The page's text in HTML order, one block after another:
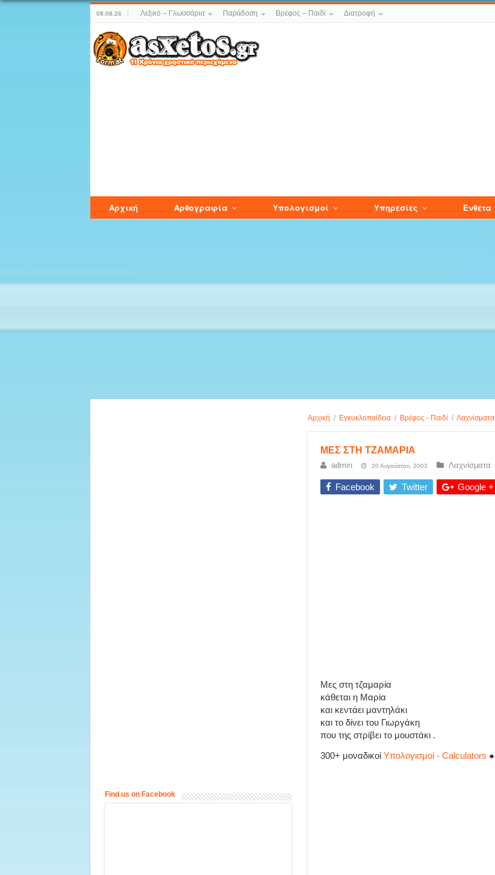
08.08.26 Λεξικό – Γλωσσάρια Παράδοση Βρέφος – Παιδί Διατροφή
Αρχική Αρθογραφία Υπολογισμοί Υπηρεσίες Ενθετα
Αρχική / Εγκυκλοπαίδεια / Βρέφος - Παιδί / Λαχνίσματα
ΜΕΣ ΣΤΗ ΤΖΑΜΑΡΙΑ
admin 20 Αυγούστου, 2003 Λαχνίσματα
Facebook Twitter Google +
Μες στη τζαμαρία
κάθεται η Μαρία
και κεντάει μαντηλάκι
και το δίνει του Γιωργάκη
που της στρίβει το μουστάκι .
300+ μοναδικοί Υπολογισμοί - Calculators ●
Find us on Facebook